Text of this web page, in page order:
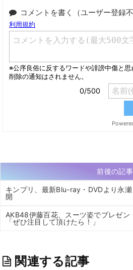
コメントを書く（ユーザー登録不
前後の記事
キンプリ、最新Blu-ray・DVDより永
開
AKB48伊藤百花、スーツ姿でプレゼ
「ぜひ注目して頂けたら！」
関連する記事